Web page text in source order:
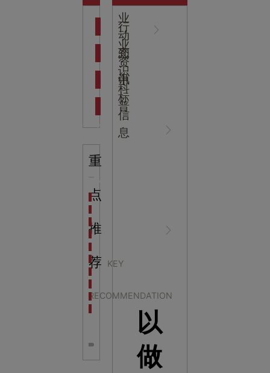
吉
心
NEWS
CENTER
业
动
态
行
业
资
讯
知
识
科
普
中
标
信
息
重
点
推
荐 KEY
RECOMMENDATION
海洋馆设计建设方案：展示内容和互动体验设计
非遗文化展厅设计要点：展厅布局策展技巧和创新元
航空航天科技馆设计思路：如何设计促进公众的兴趣
目前科技馆的展示内容主要包含哪些几个方面？
全息体验馆设计：打造身临其境的奇妙世界
以
做